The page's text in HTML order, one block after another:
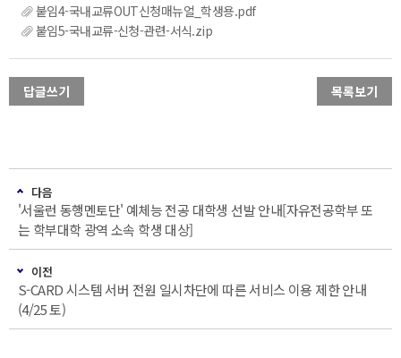
붙임4-국내교류OUT신청매뉴얼_학생용.pdf
붙임5-국내교류-신청-관련-서식.zip
답글쓰기 목록보기
다음
'서울런 동행멘토단' 예체능 전공 대학생 선발 안내[자유전공학부 또
는 학부대학 광역 소속 학생 대상]
이전
S-CARD 시스템 서버 전원 일시차단에 따른 서비스 이용 제한 안내
(4/25 토)